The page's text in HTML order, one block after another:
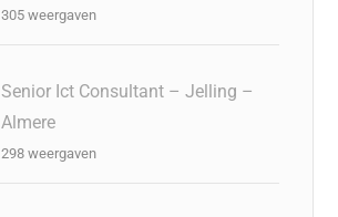
305 weergaven
Senior Ict Consultant – Jelling –
Almere
298 weergaven